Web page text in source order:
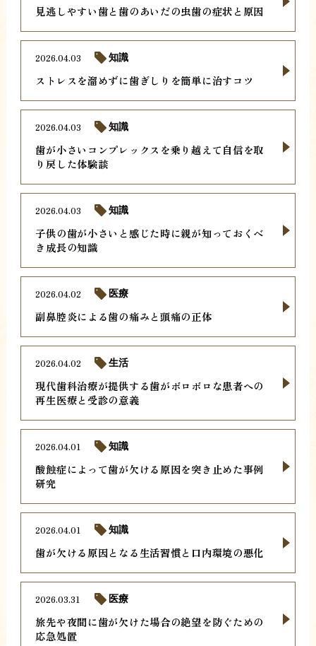
見逃しやすい歯と歯のあいだの虫歯の症状と原因
ストレスを溜めずに歯ぎしりを簡単に治すコツ
2026.04.03 知識
歯が小さいコンプレックスを乗り越えて自信を取
り戻した体験談
2026.04.03 知識
子供の歯が小さいと感じた時に親が知っておくべ
き成長の知識
2026.04.03 知識
副鼻腔炎による歯の痛みと頭痛の正体
2026.04.02 医療
現代歯科治療が提供する歯がボロボロな患者への
再生医療と受診の意義
2026.04.02 生活
酸蝕症によって歯が欠ける原因を突き止めた事例
研究
2026.04.01 知識
歯が欠ける原因となる生活習慣と口内環境の悪化
2026.04.01 知識
旅先や夜間に歯が欠けた場合の絶望を防ぐための
応急処置
2026.03.31 医療